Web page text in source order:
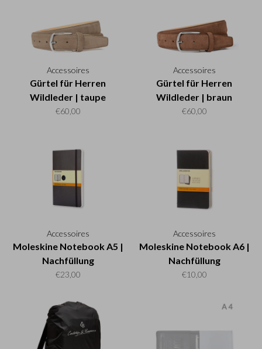
Accessoires
Gürtel für Herren
Wildleder | taupe
€60,00
Accessoires
Gürtel für Herren
Wildleder | braun
€60,00
Accessoires
Moleskine Notebook A5 |
Nachfüllung
€23,00
Accessoires
Moleskine Notebook A6 |
Nachfüllung
€10,00